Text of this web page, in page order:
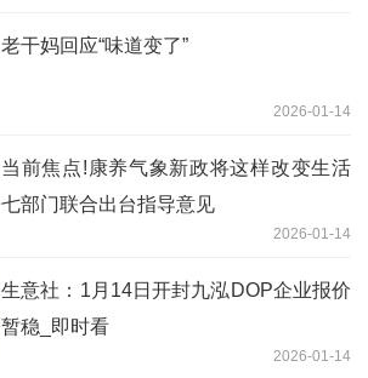
老干妈回应“味道变了”
2026-01-14
当前焦点!康养气象新政将这样改变生活
七部门联合出台指导意见
2026-01-14
生意社：1月14日开封九泓DOP企业报价
暂稳_即时看
2026-01-14